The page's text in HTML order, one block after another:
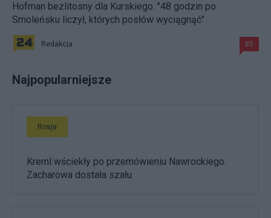
Hofman bezlitosny dla Kurskiego. "48 godzin po
Smoleńsku liczył, których posłów wyciągnąć"
Redakcja 85
Najpopularniejsze
Rosja
Kreml wściekły po przemówieniu Nawrockiego.
Zacharowa dostała szału